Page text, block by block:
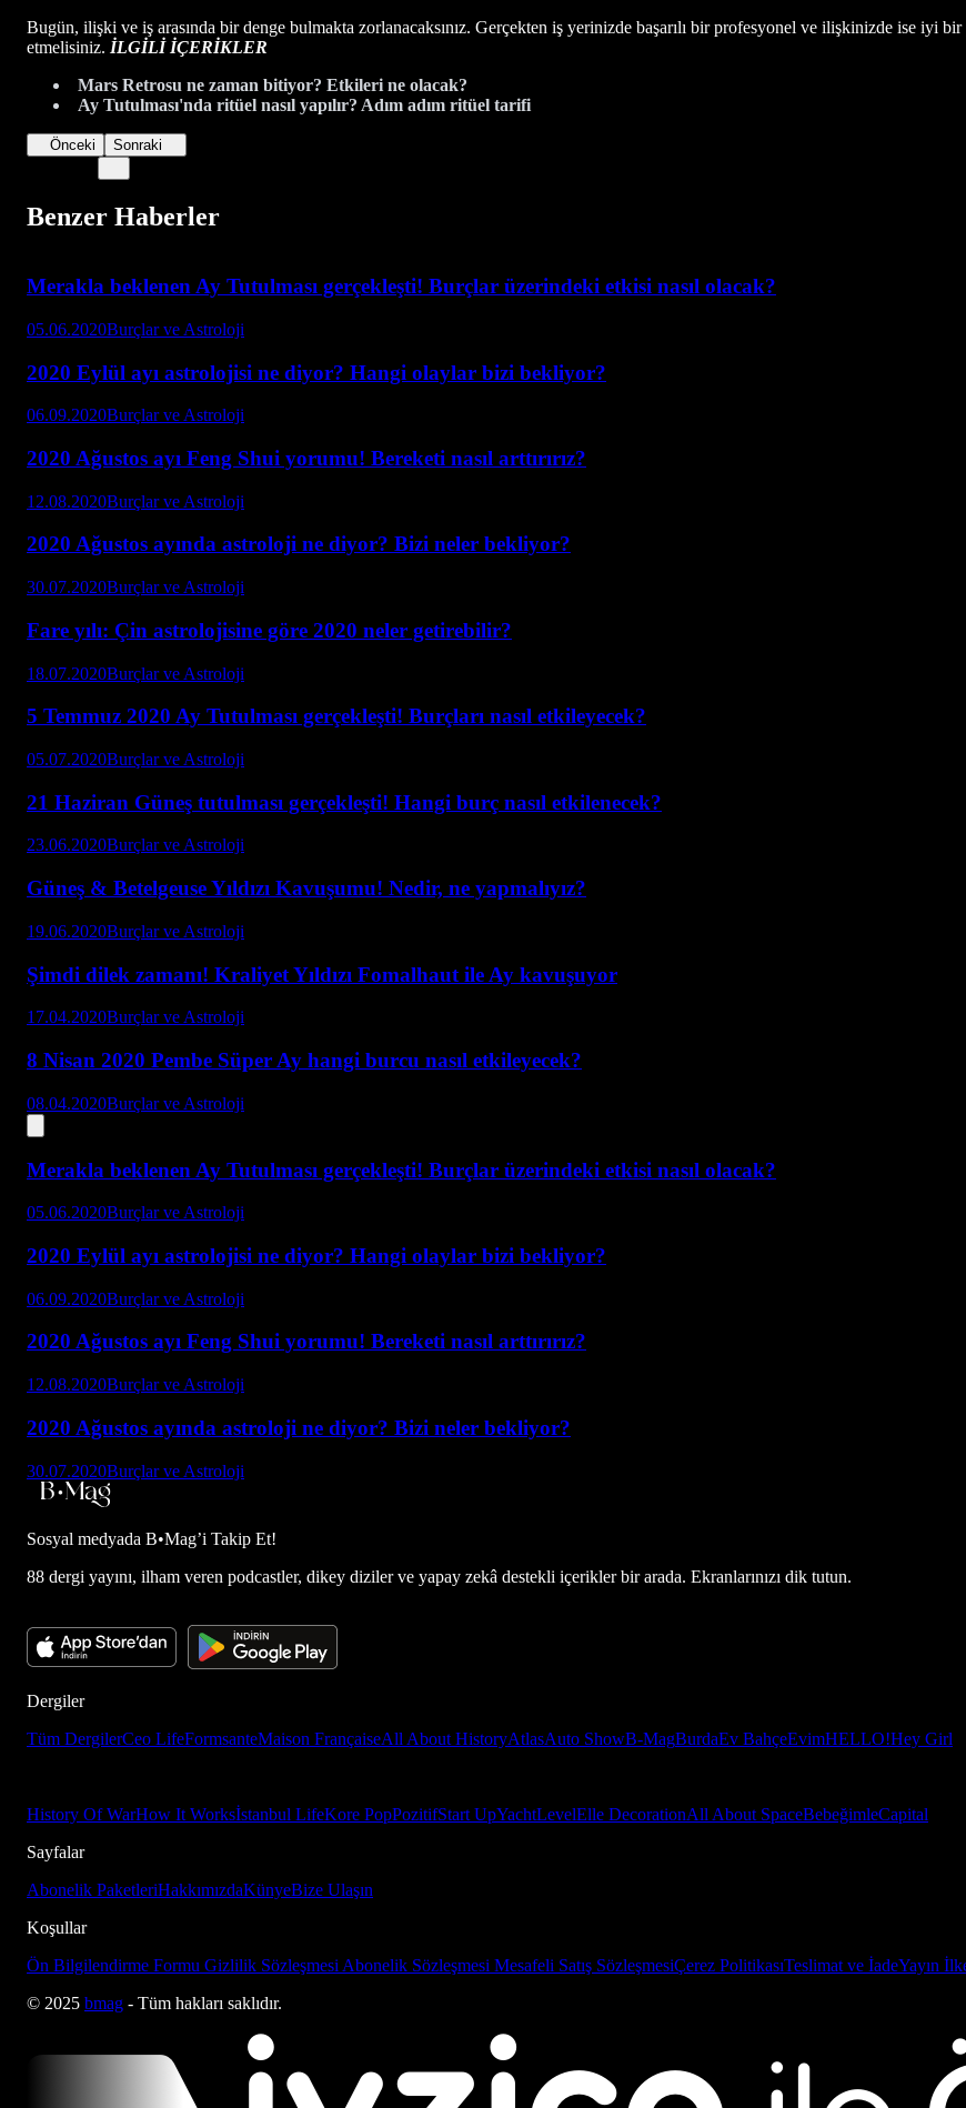
Bugün, ilişki ve iş arasında bir denge bulmakta zorlanacaksınız. Gerçekten iş yerinizde başarılı bir profesyonel ve ilişkinizde ise iyi
etmelisiniz. İLGİLİ İÇERİKLER
Mars Retrosu ne zaman bitiyor? Etkileri ne olacak?
Ay Tutulması'nda ritüel nasıl yapılır? Adım adım ritüel tarifi
Önceki Sonraki
Benzer Haberler
Merakla beklenen Ay Tutulması gerçekleşti! Burçlar üzerindeki etkisi nasıl olacak?
05.06.2020Burçlar ve Astroloji
2020 Eylül ayı astrolojisi ne diyor? Hangi olaylar bizi bekliyor?
06.09.2020Burçlar ve Astroloji
2020 Ağustos ayı Feng Shui yorumu! Bereketi nasıl arttırırız?
12.08.2020Burçlar ve Astroloji
2020 Ağustos ayında astroloji ne diyor? Bizi neler bekliyor?
30.07.2020Burçlar ve Astroloji
Fare yılı: Çin astrolojisine göre 2020 neler getirebilir?
18.07.2020Burçlar ve Astroloji
5 Temmuz 2020 Ay Tutulması gerçekleşti! Burçları nasıl etkileyecek?
05.07.2020Burçlar ve Astroloji
21 Haziran Güneş tutulması gerçekleşti! Hangi burç nasıl etkilenecek?
23.06.2020Burçlar ve Astroloji
Güneş & Betelgeuse Yıldızı Kavuşumu! Nedir, ne yapmalıyız?
19.06.2020Burçlar ve Astroloji
Şimdi dilek zamanı! Kraliyet Yıldızı Fomalhaut ile Ay kavuşuyor
17.04.2020Burçlar ve Astroloji
8 Nisan 2020 Pembe Süper Ay hangi burcu nasıl etkileyecek?
08.04.2020Burçlar ve Astroloji
Merakla beklenen Ay Tutulması gerçekleşti! Burçlar üzerindeki etkisi nasıl olacak?
05.06.2020Burçlar ve Astroloji
2020 Eylül ayı astrolojisi ne diyor? Hangi olaylar bizi bekliyor?
06.09.2020Burçlar ve Astroloji
2020 Ağustos ayı Feng Shui yorumu! Bereketi nasıl arttırırız?
12.08.2020Burçlar ve Astroloji
2020 Ağustos ayında astroloji ne diyor? Bizi neler bekliyor?
30.07.2020Burçlar ve Astroloji
Sosyal medyada B•Mag’i Takip Et!
88 dergi yayını, ilham veren podcastler, dikey diziler ve yapay zekâ destekli içerikler bir arada. Ekranlarınızı dik tutun.
Dergiler
Tüm DergilerCeo LifeFormsanteMaison FrançaiseAll About HistoryAtlasAuto ShowB-MagBurdaEv BahçeEvimHELLO!Hey Girl
History Of WarHow It Worksİstanbul LifeKore PopPozitifStart UpYachtLevelElle DecorationAll About SpaceBebeğimleCapital
Sayfalar
Abonelik PaketleriHakkımızdaKünyeBize Ulaşın
Koşullar
Ön Bilgilendirme Formu Gizlilik Sözleşmesi Abonelik Sözleşmesi Mesafeli Satış SözleşmesiÇerez PolitikasıTeslimat ve İadeYayın
© 2025 bmag - Tüm hakları saklıdır.